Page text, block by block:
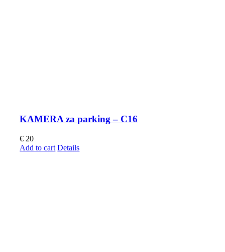
KAMERA za parking – C16
€ 20
Add to cart Details